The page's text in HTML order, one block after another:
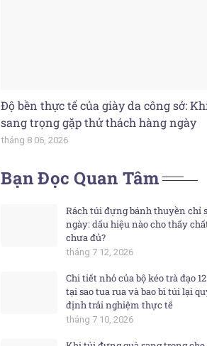
Độ bền thực tế của giày da công sở:
sang trọng gặp thử thách hàng ngày
tháng 8 06, 2026
Bạn Đọc Quan Tâm
Rách túi đựng bánh thuyền chỉ
ngày: dấu hiệu nào cho thấy
chưa đủ?
tháng 7 12, 2026
Chi tiết nhỏ của bộ kéo trà đạo
tại sao tua rua và bao bì túi lại
định trải nghiệm thực tế
tháng 7 10, 2026